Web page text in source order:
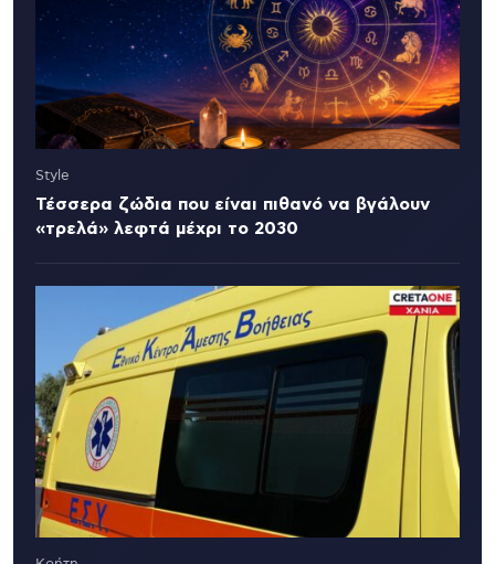
Style
Τέσσερα ζώδια που είναι πιθανό να βγάλουν
«τρελά» λεφτά μέχρι το 2030